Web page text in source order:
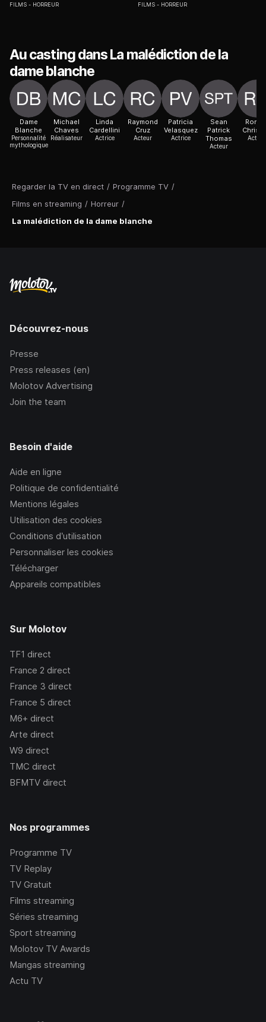
Regarder la TV en direct / Programme TV /
Films en streaming / Horreur /
La malédiction de la dame blanche
FILMS HORREUR FILMS HORREUR
Au casting dans La malédiction de la
dame blanche
Dame
Blanche
Personnalité
mythologique
Michael
Chaves
Réalisateur
Linda
Cardellini
Actrice
Raymond
Cruz
Acteur
Patricia
Velasquez
Actrice
Sean
Patrick
Thomas
Acteur
Acteur
Découvrez-nous
Presse
Press releases (en)
Molotov Advertising
Join the team
Besoin d'aide
Aide en ligne
Politique de confidentialité
Mentions légales
Utilisation des cookies
Conditions d’utilisation
Personnaliser les cookies
Télécharger
Appareils compatibles
Sur Molotov
TF1 direct
France 2 direct
France 3 direct
France 5 direct
M6+ direct
Arte direct
W9 direct
TMC direct
BFMTV direct
Nos programmes
Programme TV
TV Replay
TV Gratuit
Films streaming
Séries streaming
Sport streaming
Molotov TV Awards
Mangas streaming
Actu TV